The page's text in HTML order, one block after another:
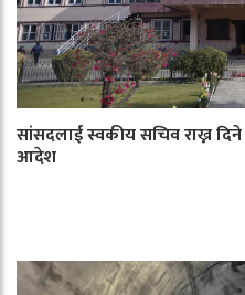
सांसदलाई स्वकीय सचिव राख्न
आदेश